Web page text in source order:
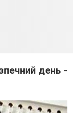
день -